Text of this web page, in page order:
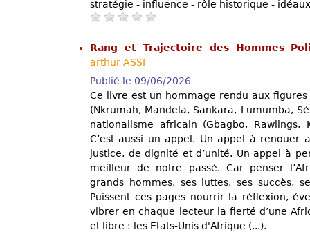
stratégie - influence - rôle historique -
Rang et Trajectoire des Hommes
arthur ASSI
Publié le 09/06/2026
Ce livre est un hommage rendu aux
(Nkrumah, Mandela, Sankara, Lumumba,
nationalisme africain (Gbagbo, Rawlings,
C’est aussi un appel. Un appel à renouer
justice, de dignité et d’unité. Un appel à
meilleur de notre passé. Car penser
grands hommes, ses luttes, ses succès,
Puissent ces pages nourrir la réflexion,
vibrer en chaque lecteur la fierté d’une
et libre : les Etats-Unis d'Afrique (...).